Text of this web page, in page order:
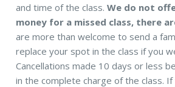
and time of the class.We do not
money for a missed class, there
are more than welcome to send a
replace your spot in the class if you
Cancellations made 10 days or less
in the complete charge of the class.